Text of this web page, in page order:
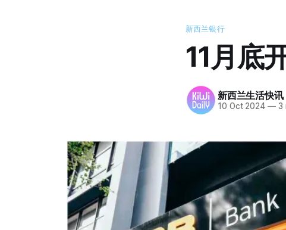
新西兰银行
11月底
新西兰生活快讯
10 Oct 2024 —3